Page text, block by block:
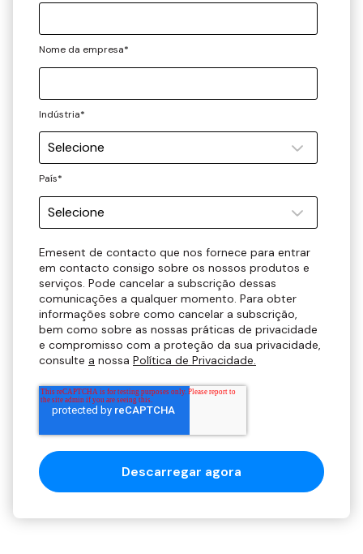
Nome da empresa*
Indústria*
País*
Emesent de contacto que nos fornece para entrar
em contacto consigo sobre os nossos produtos e
serviços. Pode cancelar a subscrição dessas
comunicações a qualquer momento. Para obter
informações sobre como cancelar a subscrição,
bem como sobre as nossas práticas de privacidade
e compromisso com a proteção da sua privacidade,
consulte a nossa Política de Privacidade.